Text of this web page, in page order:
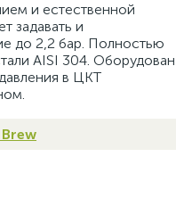
и естественной
задавать и
до 2,2 бар. Полностью
AISI 304. Оборудован
в ЦКТ